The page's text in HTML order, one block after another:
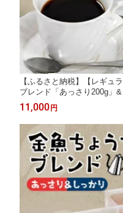
【ふるさと納税】【レギュ
ブレンド「あっさり200g」
レギュラーコーヒー 金魚ち
味しい【1053855】
11,000円